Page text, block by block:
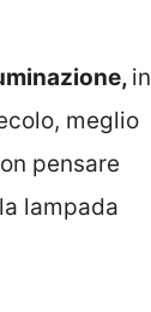
, in
meglio
pensare
lampada